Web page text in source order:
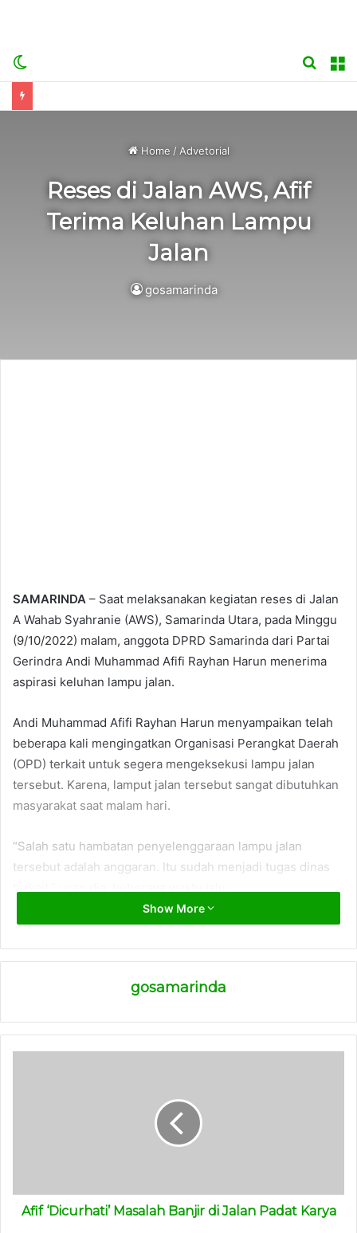
skin
Search
for
Home / Advetorial
Reses di Jalan AWS, Afif
Terima Keluhan Lampu
Jalan
gosamarinda
SAMARINDA – Saat melaksanakan kegiatan reses di Jalan
A Wahab Syahranie (AWS), Samarinda Utara, pada Minggu
(9/10/2022) malam, anggota DPRD Samarinda dari Partai
Gerindra Andi Muhammad Afifi Rayhan Harun menerima
aspirasi keluhan lampu jalan.
Andi Muhammad Afifi Rayhan Harun menyampaikan telah
beberapa kali mengingatkan Organisasi Perangkat Daerah
(OPD) terkait untuk segera mengeksekusi lampu jalan
tersebut. Karena, lamput jalan tersebut sangat dibutuhkan
masyarakat saat malam hari.
“Salah satu hambatan penyelenggaraan lampu jalan
tersebut adalah anggaran. Itu sudah menjadi tugas dinas
Selain lampu jalan, kata dia, mereka juga menyampaikan
aspirasi soal air bersih.
“Masalah air bersih, bukan hanya dikeluhkan warga Jalan
kata dia.(ADV)
Show More
gosamarinda
Afif ‘Dicurhati’ Masalah Banjir di Jalan Padat Karya